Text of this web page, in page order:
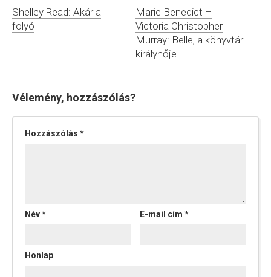
Shelley Read: Akár a
folyó
Marie Benedict –
Victoria Christopher
Murray: Belle, a könyvtár
királynője
Vélemény, hozzászólás?
Hozzászólás *
Név* E-mail cím*
Honlap